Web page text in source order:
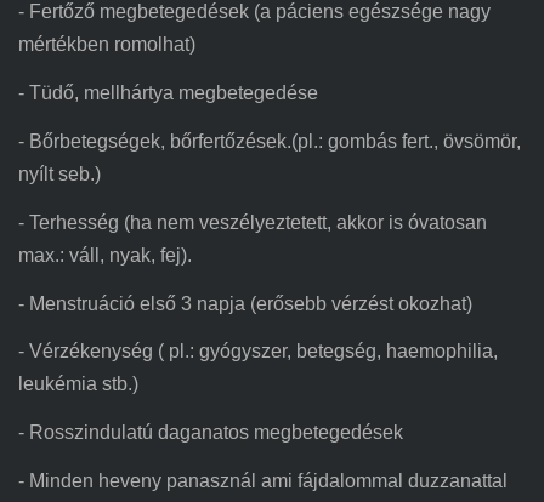
- Fertőző megbetegedések (a páciens egészsége nagy
mértékben romolhat)
- Tüdő, mellhártya megbetegedése
- Bőrbetegségek, bőrfertőzések.(pl.: gombás fert., övsömör,
nyílt seb.)
- Terhesség (ha nem veszélyeztetett, akkor is óvatosan
max.: váll, nyak, fej).
- Menstruáció első 3 napja (erősebb vérzést okozhat)
- Vérzékenység ( pl.: gyógyszer, betegség, haemophilia,
leukémia stb.)
- Rosszindulatú daganatos megbetegedések
- Minden heveny panasznál ami fájdalommal duzzanattal